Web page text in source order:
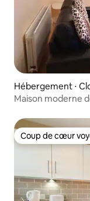
Hébergement ⋅
Maison moderne
Coup de cœur
Coup de cœur